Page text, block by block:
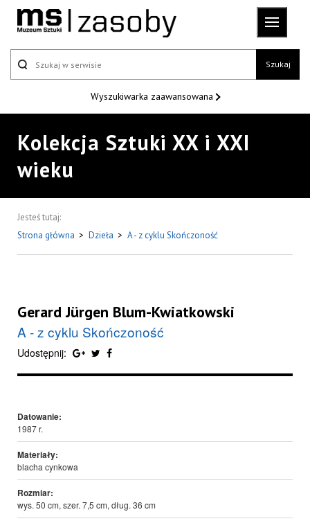
Szukaj
Wyszukiwarka zaawansowana
Kolekcja Sztuki XX i XXI
wieku
Jesteś tutaj:
Strona główna > Dzieła > A - z cyklu Skończoność
Gerard Jürgen Blum-Kwiatkowski
A - z cyklu Skończoność
Udostępnij:
Datowanie:
1987 r.
Materiały:
blacha cynkowa
Rozmiar:
wys. 50 cm, szer. 7,5 cm, dług. 36 cm